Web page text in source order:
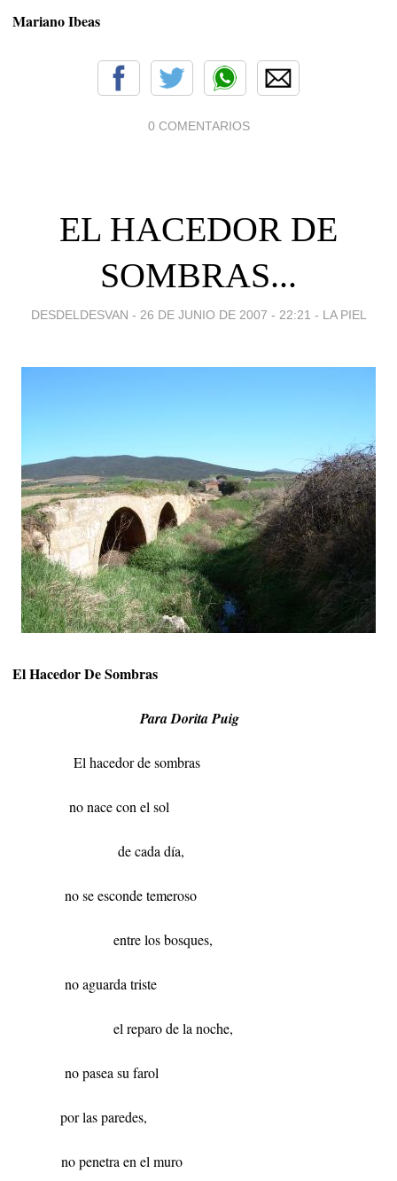
Mariano Ibeas
0 COMENTARIOS
EL HACEDOR DE
SOMBRAS...
DESDELDESVAN - 26 DE JUNIO DE 2007 - 22:21 - LA PIEL
El Hacedor De Sombras
Para Dorita Puig
El hacedor de sombras
no nace con el sol
de cada día,
no se esconde temeroso
entre los bosques,
no aguarda triste
el reparo de la noche,
no pasea su farol
por las paredes,
no penetra en el muro